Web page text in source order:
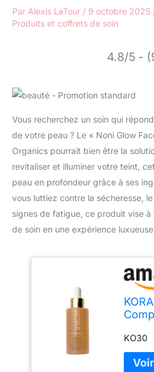
Par Alexis LaTour / 9 octobre 2025
Produits et coffrets de soin
4.8/5 -
Vous recherchez un soin qui
de votre peau ? Le « Noni Glow
Organics pourrait bien être la
revitaliser et illuminer votre teint,
peau en profondeur grâce à ses
vous luttiez contre la sécheresse,
signes de fatigue, ce produit vise
de soin en une expérience
ML
KO30